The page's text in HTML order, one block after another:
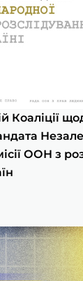
Коаліції
ООН з